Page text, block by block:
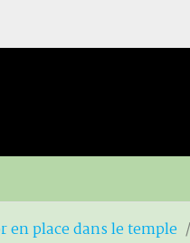
place dans le temple